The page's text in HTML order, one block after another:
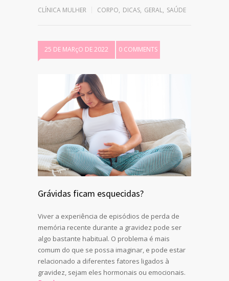
CLÍNICA MULHER CORPO, DICAS, GERAL, SAÚDE
25 DE MARçO DE 2022 0 COMMENTS
Grávidas ficam esquecidas?
Viver a experiência de episódios de perda de
memória recente durante a gravidez pode ser
algo bastante habitual. O problema é mais
comum do que se possa imaginar, e pode estar
relacionado a diferentes fatores ligados à
gravidez, sejam eles hormonais ou emocionais.